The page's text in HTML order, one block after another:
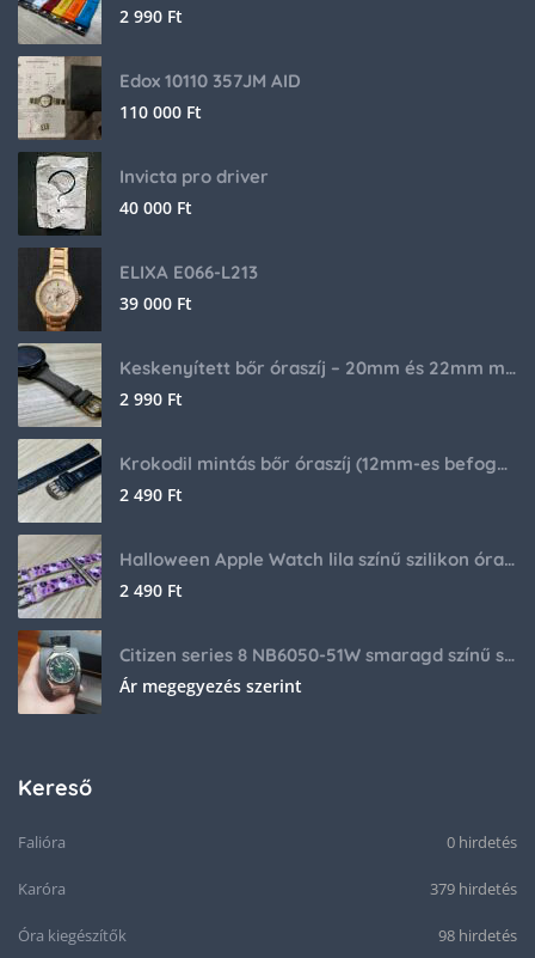
2 990 Ft
Edox 10110 357JM AID
110 000 Ft
Invicta pro driver
40 000 Ft
ELIXA E066-L213
39 000 Ft
Keskenyített bőr óraszíj – 20mm és 22mm méretben
2 990 Ft
Krokodil mintás bőr óraszíj (12mm-es befogóval rendelkező órához)
2 490 Ft
Halloween Apple Watch lila színű szilikon óraszíj
2 490 Ft
Citizen series 8 NB6050-51W smaragd színű számlappal
Ár megegyezés szerint
Kereső
Falióra 0 hirdetés
Karóra 379 hirdetés
Óra kiegészítők 98 hirdetés